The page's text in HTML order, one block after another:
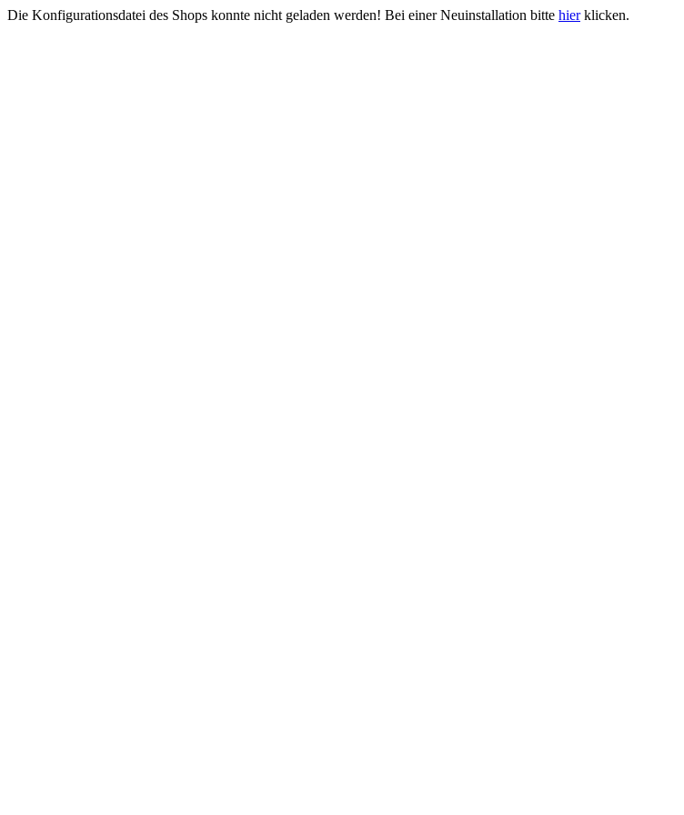
Die Konfigurationsdatei des Shops konnte nicht geladen werden! Bei einer Neuinstallation bitte hierklicken.